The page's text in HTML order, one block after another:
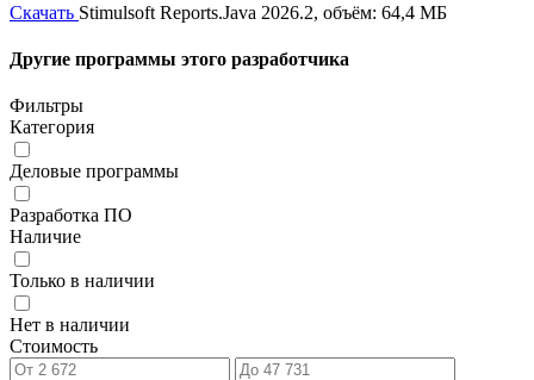
Скачать Stimulsoft Reports.Java 2026.2, объём: 64,4 МБ
Другие программы этого разработчика
Фильтры
Категория
Деловые программы
Разработка ПО
Наличие
Только в наличии
Нет в наличии
Стоимость